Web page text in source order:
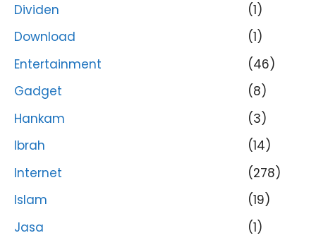
Dividen
(1)
Download
(1)
Entertainment
(46)
Gadget
(8)
Hankam
(3)
Ibrah
(14)
Internet
(278)
Islam
(19)
Jasa
(1)